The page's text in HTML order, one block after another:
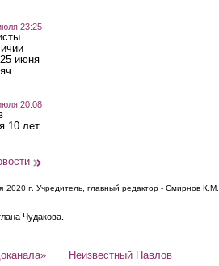
23:25
июня
20:08
10 лет
2020 г. Учредитель, главный редактор - Смирнов К.М.
Чудакова.
Неизвестный Павлов